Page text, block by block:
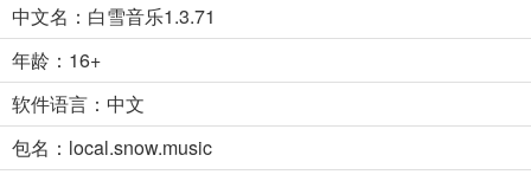
中文名：白雪音乐1.3.71
年龄：16+
软件语言：中文
包名：local.snow.music